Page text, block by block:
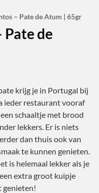
– Pate de Atum | 65gr
Pate de
krijg je in Portugal bij
ieder restaurant vooraf
schaaltje met brood
lekkers. Er is niets
dan thuis ook van
te kunnen genieten.
is helemaal lekker als je
extra groot kuipje
genieten!